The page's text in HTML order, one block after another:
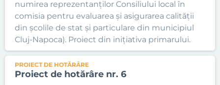
numirea reprezentanților Consiliului local în
comisia pentru evaluarea și asigurarea calității
din școlile de stat și particulare din municipiul
Cluj-Napoca). Proiect din inițiativa primarului.
PROIECT DE HOTĂRÂRE
Proiect de hotărâre nr. 6